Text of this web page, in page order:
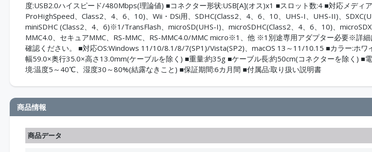
度:USB2.0ハイスピード/480Mbps(理論値) ■コネクター形状:USB[A](オス)x1 ■スロット数:4 ■対応メディア
ProHighSpeed、Class2、4、6、10)、Wii・DSi用、SDHC(Class2、4、6、10、UHS-I、UHS-II)、
miniSDHC (Class2、4、6)※1/TransFlash、microSD(UHS-I)、microSDHC(Class2、4、6、10)、
MMC4.0、セキュアMMC、RS-MMC、RS-MMC4.0/MMC micro※1、他 ※1別途専用アダプター必要※詳
確認ください。 ■対応OS:Windows 11/10/8.1/8/7(SP1)/Vista(SP2)、macOS 13～11/10.15 ■カラー:ホワ
幅59.0×奥行35.0×高さ13.0mm(ケーブルを除く) ■重量:約35g ■ケーブル長:約50cm(コネクターを除く) ■
境:温度5～40℃、湿度30～80%(結露なきこと) ■保証期間:6カ月間 ■付属品:取り扱い説明書
商品情報
商品データ